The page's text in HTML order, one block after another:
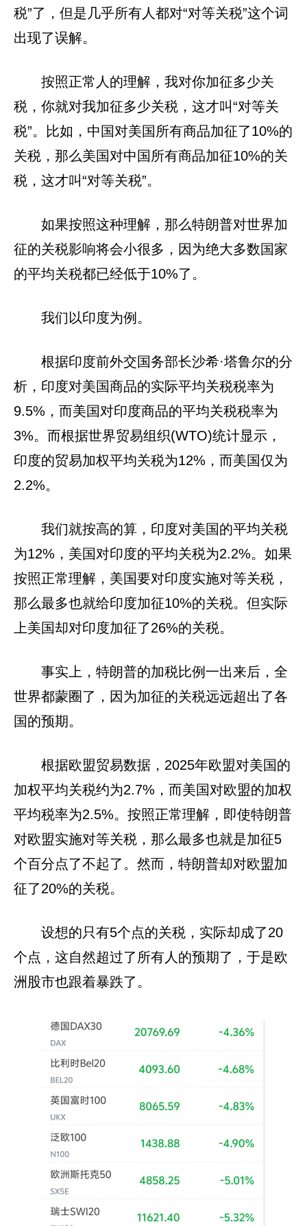
税”了，但是几乎所有人都对“对等关税”这个词
出现了误解。
按照正常人的理解，我对你加征多少关
税，你就对我加征多少关税，这才叫“对等关
税”。比如，中国对美国所有商品加征了10%的
关税，那么美国对中国所有商品加征10%的关
税，这才叫“对等关税”。
如果按照这种理解，那么特朗普对世界加
征的关税影响将会小很多，因为绝大多数国家
的平均关税都已经低于10%了。
我们以印度为例。
根据印度前外交国务部长沙希·塔鲁尔的分
析，印度对美国商品的实际平均关税税率为
9.5%，而美国对印度商品的平均关税税率为
3%。而根据世界贸易组织(WTO)统计显示，
印度的贸易加权平均关税为12%，而美国仅为
2.2%。
我们就按高的算，印度对美国的平均关税
为12%，美国对印度的平均关税为2.2%。如果
按照正常理解，美国要对印度实施对等关税，
那么最多也就给印度加征10%的关税。但实际
上美国却对印度加征了26%的关税。
事实上，特朗普的加税比例一出来后，全
世界都蒙圈了，因为加征的关税远远超出了各
国的预期。
根据欧盟贸易数据，2025年欧盟对美国的
加权平均关税约为2.7%，而美国对欧盟的加权
平均税率为2.5%。按照正常理解，即使特朗普
对欧盟实施对等关税，那么最多也就是加征5
个百分点了不起了。然而，特朗普却对欧盟加
征了20%的关税。
设想的只有5个点的关税，实际却成了20
个点，这自然超过了所有人的预期了，于是欧
洲股市也跟着暴跌了。